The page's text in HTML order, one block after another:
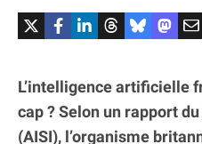
L’intelligence artificielle
cap ? Selon un rapport
(AISI), l’organisme